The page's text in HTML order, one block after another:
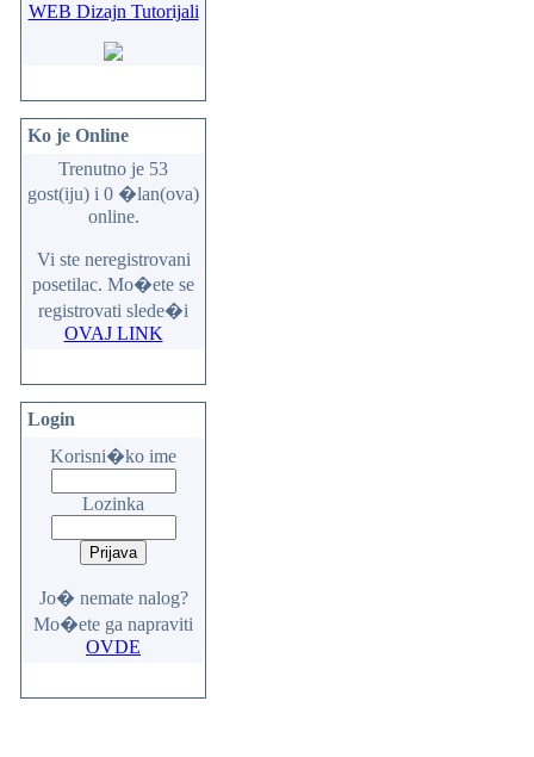
WEB Dizajn Tutorijali
Ko je Online
Trenutno je 53
gost(iju) i 0 �lan(ova)
online.
Vi ste neregistrovani
posetilac. Mo�ete se
registrovati slede�i
OVAJ LINK
Login
Korisni�ko ime
Lozinka
Jo� nemate nalog?
Mo�ete ga napraviti
OVDE